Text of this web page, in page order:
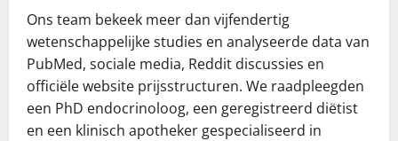
Ons team bekeek meer dan vijfendertig
wetenschappelijke studies en analyseerde data van
PubMed, sociale media, Reddit discussies en
officiële website prijsstructuren. We raadpleegden
een PhD endocrinoloog, een geregistreerd diëtist
en een klinisch apotheker gespecialiseerd in